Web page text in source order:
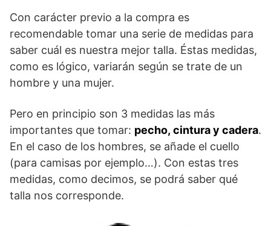
Con carácter previo a la compra es
recomendable tomar una serie de medidas para
saber cuál es nuestra mejor talla. Éstas medidas,
como es lógico, variarán según se trate de un
hombre y una mujer.
Pero en principio son 3 medidas las más
importantes que tomar: pecho, cintura y cadera.
En el caso de los hombres, se añade el cuello
(para camisas por ejemplo…). Con estas tres
medidas, como decimos, se podrá saber qué
talla nos corresponde.